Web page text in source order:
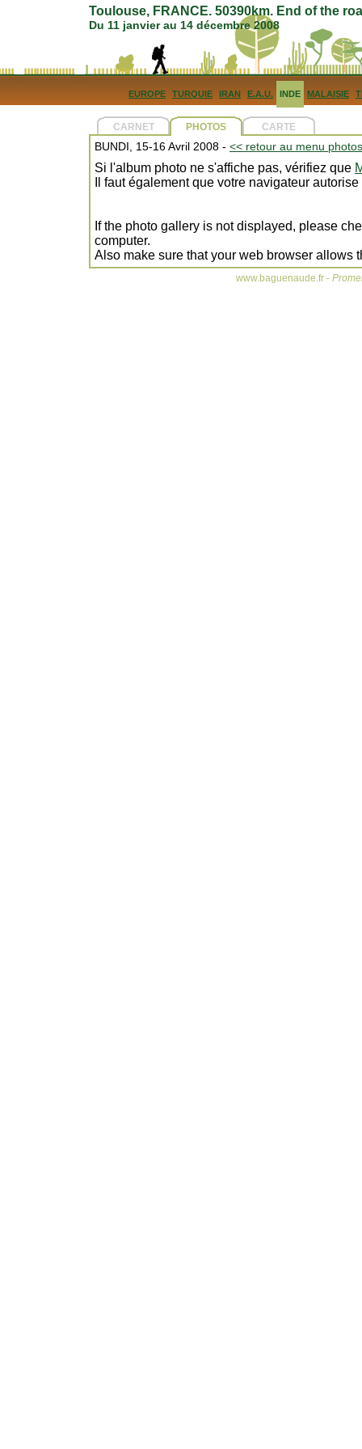
Toulouse, FRANCE. 50390km. End of the
Du 11 janvier au 14 décembre 2008
EUROPE TURQUIE IRAN E.A.U. INDE MALAISIE
CARNET PHOTOS CARTE
BUNDI, 15-16 Avril 2008 - << retour au menu photos
Si l'album photo ne s'affiche pas, vérifiez que
Il faut également que votre navigateur
If the photo gallery is not displayed, please
computer.
Also make sure that your web browser allows
www.baguenaude.fr -